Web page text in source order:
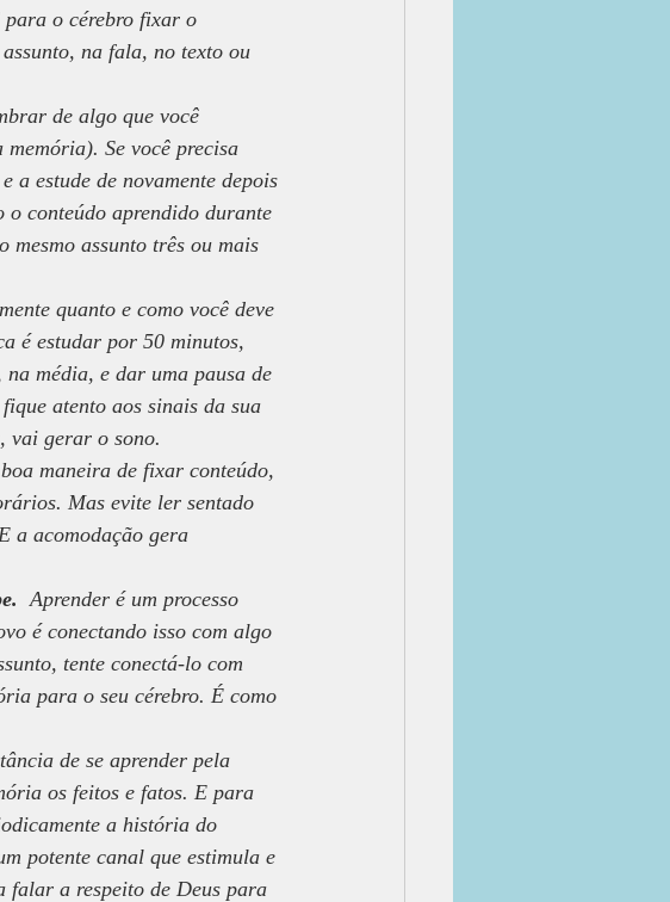
para o cérebro fixar o
na fala, no texto ou
de algo que você
Se você precisa
a estude de novamente depois
o conteúdo aprendido durante
mesmo assunto três ou mais
quanto e como você deve
é estudar por 50 minutos,
média, e dar uma pausa de
atento aos sinais da sua
vai gerar o sono.
maneira de fixar conteúdo,
Mas evite ler sentado
a acomodação gera
Aprender é um processo
é conectando isso com algo
tente conectá-lo com
para o seu cérebro. É como
de se aprender pela
os feitos e fatos. E para
a história do
potente canal que estimula e
falar a respeito de Deus para